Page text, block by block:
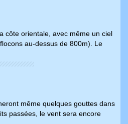
côte orientale, avec même un ciel
au-dessus de 800m). Le
même quelques gouttes dans
passées, le vent sera encore